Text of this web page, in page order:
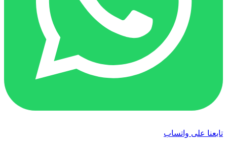
تابعنا على واتساب